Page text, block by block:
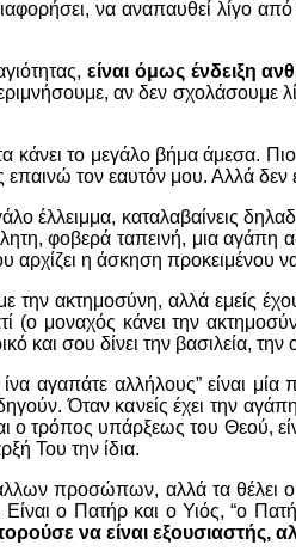
να αναπαυθεί λίγο
είναι όμως ένδειξη
αν δεν σχολάσουμε
κάνει το μεγάλο βήμα
τον εαυτόν μου. Αλλά
έλλειμμα, καταλαβαίνεις
φοβερά ταπεινή, μια
αρχίζει η άσκηση
την ακτημοσύνη, αλλά εμείς
(ο μοναχός κάνει την
και σου δίνει την βασιλεία, την
αγαπάτε αλλήλους” είναι μία
Όταν κανείς έχει την
ο τρόπος υπάρξεως του Θεού,
Του την ίδια.
προσώπων, αλλά τα
Είναι ο Πατήρ και ο Υιός, “ο
να είναι εξουσιαστής,